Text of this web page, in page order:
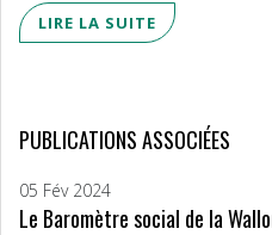
LIRE LA SUITE
PUBLICATIONS ASSOCIÉES
05 Fév 2024
Le Baromètre social de la